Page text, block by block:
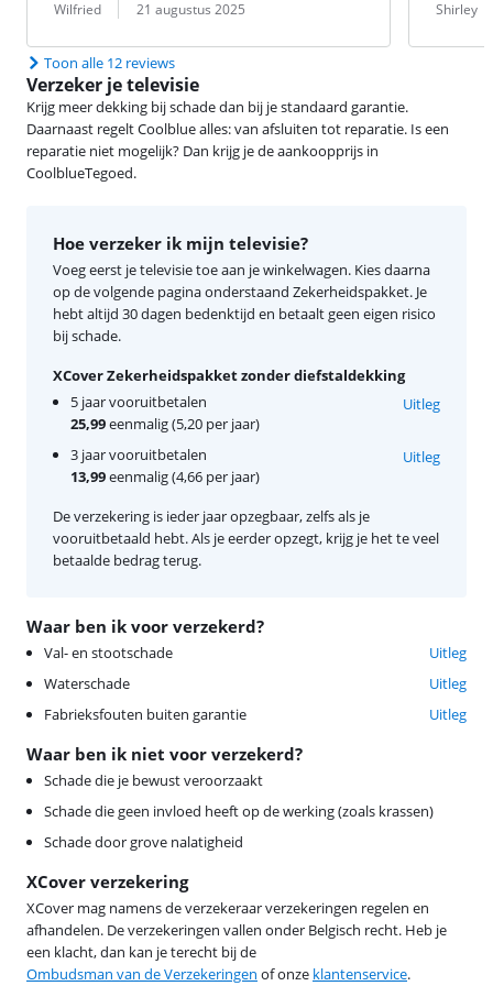
Beoordeling door:
Wilfried
Datum: 21 augustus 2025 Shirley
Datum:
Toon alle 12 reviews
Verzeker je televisie
Krijg meer dekking bij schade dan bij je standaard garantie.
Daarnaast regelt Coolblue alles: van afsluiten tot reparatie. Is een
reparatie niet mogelijk? Dan krijg je de aankoopprijs in
CoolblueTegoed.
Waar ben ik voor verzekerd?
Val- en stootschade
Uitleg
Waterschade
Uitleg
Fabrieksfouten buiten garantie
Uitleg
Waar ben ik niet voor verzekerd?
Schade die je bewust veroorzaakt
Schade die geen invloed heeft op de werking (zoals krassen)
Schade door grove nalatigheid
XCover verzekering
XCover mag namens de verzekeraar verzekeringen regelen en
afhandelen. De verzekeringen vallen onder Belgisch recht. Heb je
een klacht, dan kan je terecht bij de
Ombudsman van de Verzekeringen of onze klantenservice.
Hoe verzeker ik mijn televisie?
Voeg eerst je televisie toe aan je winkelwagen. Kies daarna
op de volgende pagina onderstaand Zekerheidspakket. Je
hebt altijd 30 dagen bedenktijd en betaalt geen eigen risico
bij schade.
XCover Zekerheidspakket zonder diefstaldekking
5 jaar vooruitbetalen
25,99eenmalig (5,20 per jaar)
Uitleg
3 jaar vooruitbetalen
13,99eenmalig (4,66 per jaar)
Uitleg
De verzekering is ieder jaar opzegbaar, zelfs als je
vooruitbetaald hebt. Als je eerder opzegt, krijg je het te veel
betaalde bedrag terug.